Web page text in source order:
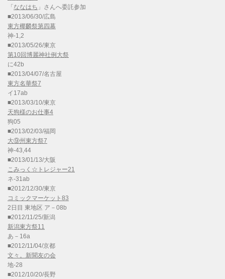
「 ななはち 」さんへ委託参加
■2013/06/30/広島
東方椰麟祭第四幕
神-1,2
■2013/05/26/東京
第10回博麗神社例大祭
に42b
■2013/04/07/名古屋
東方名華祭7
イ17ab
■2013/03/10/東京
天狗様のお仕事4
狗05
■2013/02/03/福岡
大⑨州東方祭7
神-43,44
■2013/01/13/大阪
こみっく☆トレジャー21
ネ-31ab
■2012/12/30/東京
コミックマーケット83
2日目 東地区 ア－08b
■2012/11/25/新潟
新潟東方祭11
あ－16a
■2012/11/04/京都
文々。新聞友の会
地-28
■2012/10/20/長野